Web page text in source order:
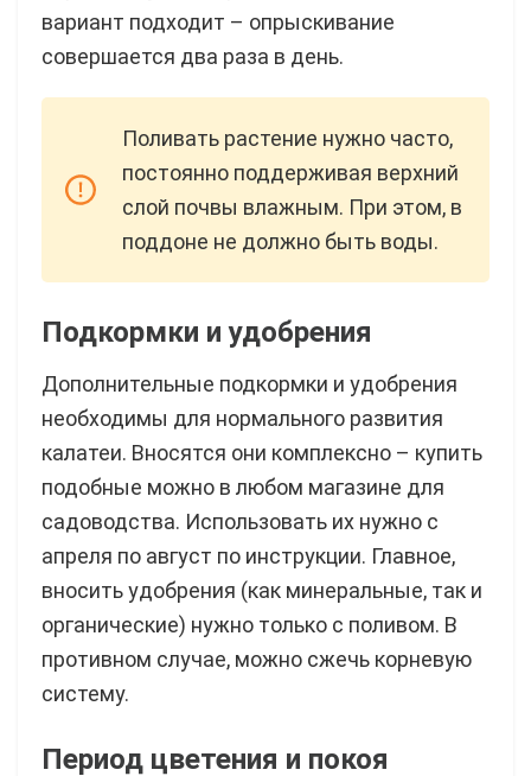
вариант подходит – опрыскивание
совершается два раза в день.
Поливать растение нужно часто,
постоянно поддерживая верхний
слой почвы влажным. При этом, в
поддоне не должно быть воды.
Подкормки и удобрения
Дополнительные подкормки и удобрения
необходимы для нормального развития
калатеи. Вносятся они комплексно – купить
подобные можно в любом магазине для
садоводства. Использовать их нужно с
апреля по август по инструкции. Главное,
вносить удобрения (как минеральные, так и
органические) нужно только с поливом. В
противном случае, можно сжечь корневую
систему.
Период цветения и покоя